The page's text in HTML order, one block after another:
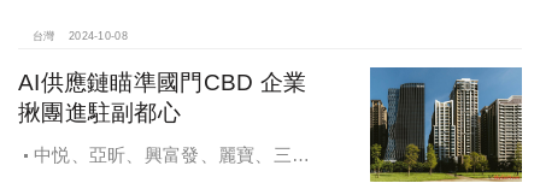
台灣 2024-10-08
AI供應鏈瞄準國門CBD 企業
揪團進駐副都心
中悦、亞昕、興富發、麗寶、三發